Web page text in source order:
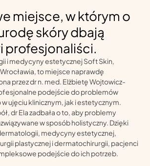
miejsce, w którym o
skóry dbają
profesjonaliści.
i medycyny estetycznej Soft Skin,
to miejsce naprawdę
przez dr n. med. Elżbietę Wojtowicz-
podejście do problemów
ujęciu klinicznym, jak i estetycznym.
dr Ela zadbała o to, aby problemy
w sposób holistyczny. Dzięki
medycyny estetycznej,
plastycznej i dermatochirurgii, pacjenci
podejście do ich potrzeb.